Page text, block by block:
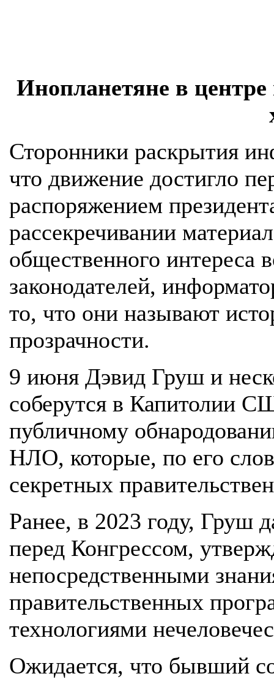
Инопланетяне в
Сторонники раскрытия
что движение достигло
распоряжением
рассекречивании
общественного интереса
законодателей,
то, что они называют
прозрачности.
9 июня Дэвид Груш и
соберутся в Капитолии
публичному
НЛО, которые, по его
секретных
Ранее, в 2023 году, Груш
перед Конгрессом,
непосредственными
правительственных
технологиями
Ожидается, что бывший